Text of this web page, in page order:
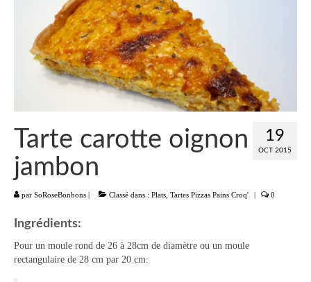
Instagram
Pinterest
Facebook
Aumônières Feuilletés Samoussas
Blinis Cakes
Divers entrées
19
OCT 2015
Tarte carotte oignon
jambon
par SoRoseBonbons | Classé dans : Plats Tartes Pizzas Pains Croq' | 0
Ingrédients:
Pour un moule rond de 26 à 28cm de diamètre ou un moule
rectangulaire de 28 cm par 20 cm: